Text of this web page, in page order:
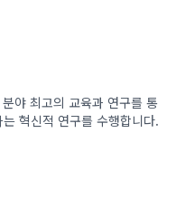
야 최고의 교육과 연구를 통
혁신적 연구를 수행합니다.